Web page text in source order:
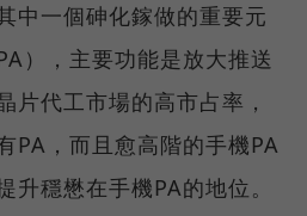
中一個砷化鎵做的重要元
），主要功能是放大推送
片代工市場的高市占率，
PA，而且愈高階的手機PA
升穩懋在手機PA的地位。